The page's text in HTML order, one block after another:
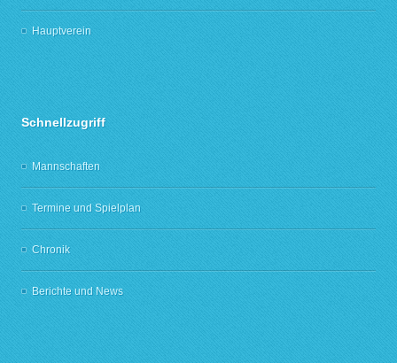
Hauptverein
Schnellzugriff
Mannschaften
Termine und Spielplan
Chronik
Berichte und News